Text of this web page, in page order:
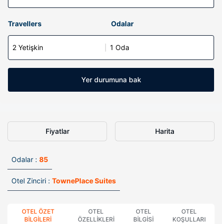
Travellers Odalar
2 Yetişkin 1 Oda
Yer durumuna bak
Fiyatlar Harita
Odalar : 85
Otel Zinciri : TownePlace Suites
OTEL ÖZET
BILGILERI
OTEL
ÖZELLIKLERI
OTEL
BILGISI
OTEL
KOŞULLARI